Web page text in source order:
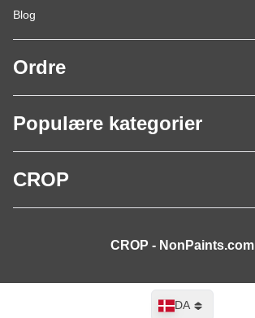
Blog
Ordre
Populære kategorier
CROP
CROP - NonPaints.com
Sprog
DA